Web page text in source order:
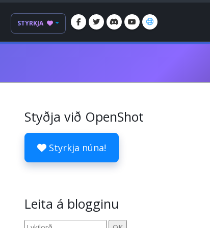
STYRKJA
Styðja við OpenShot
Styrkja núna!
Leita á blogginu